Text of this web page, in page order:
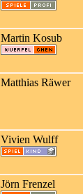
Martin Kosub
Matthias Räwer
Vivien Wulff
Jörn Frenzel